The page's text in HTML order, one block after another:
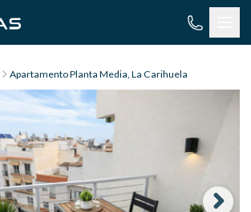
Apartamento Planta Media, La Carihuela